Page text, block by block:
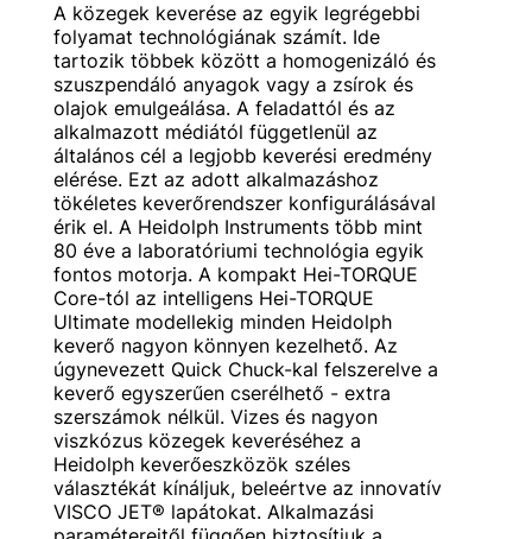
A közegek keverése az egyik legrégebbi
folyamat technológiának számít. Ide
tartozik többek között a homogenizáló és
szuszpendáló anyagok vagy a zsírok és
olajok emulgeálása. A feladattól és az
alkalmazott médiától függetlenül az
általános cél a legjobb keverési eredmény
elérése. Ezt az adott alkalmazáshoz
tökéletes keverőrendszer konfigurálásával
érik el. A Heidolph Instruments több mint
80 éve a laboratóriumi technológia egyik
fontos motorja. A kompakt Hei-TORQUE
Core-tól az intelligens Hei-TORQUE
Ultimate modellekig minden Heidolph
keverő nagyon könnyen kezelhető. Az
úgynevezett Quick Chuck-kal felszerelve a
keverő egyszerűen cserélhető - extra
szerszámok nélkül. Vizes és nagyon
viszkózus közegek keveréséhez a
Heidolph keverőeszközök széles
választékát kínáljuk, beleértve az innovatív
VISCO JET® lapátokat. Alkalmazási